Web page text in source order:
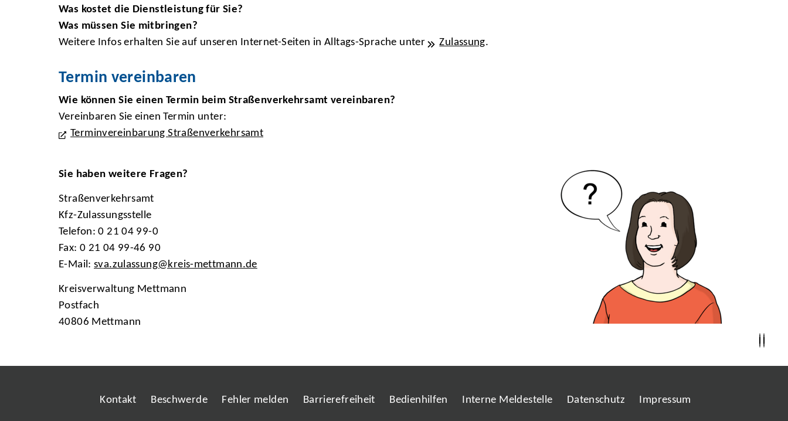
Was kostet die Dienstleistung für Sie?
Was müssen Sie mitbringen?
Weitere Infos erhalten Sie auf unseren Internet-Seiten in Alltags-Sprache unter
Zulassung.
Termin vereinbaren
Wie können Sie einen Termin beim Straßenverkehrsamt vereinbaren?
Vereinbaren Sie einen Termin unter:
Terminvereinbarung Straßenverkehrsamt
Sie haben weitere Fragen?
Straßenverkehrsamt
Kfz-Zulassungsstelle
Telefon: 0 21 04 99-0
Fax: 0 21 04 99-46 90
E-Mail:sva.zulassung@kreis-mettmann.de
Kreisverwaltung Mettmann
Postfach
40806 Mettmann
Kontakt Beschwerde Fehler melden Barrierefreiheit Bedienhilfen Interne Meldestelle Datenschutz Impressum